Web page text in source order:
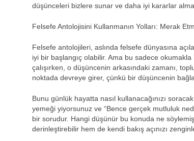
düşünceleri bizlere sunar ve daha iyi kararlar
Felsefe Antolojisini Kullanmanın Yolları: Merak
Felsefe antolojileri, aslında felsefe dünyasına
iyi bir başlangıç olabilir. Ama bu sadece
çalışırken, o düşüncenin arkasındaki zamanı,
noktada devreye girer, çünkü bir düşüncenin
Bunu günlük hayatta nasıl kullanacağınızı
yemeği yiyorsunuz ve “Bence gerçek mutluluk
bir sorudur. Hangi düşünür bu konuda ne
derinleştirebilir hem de kendi bakış açınızı